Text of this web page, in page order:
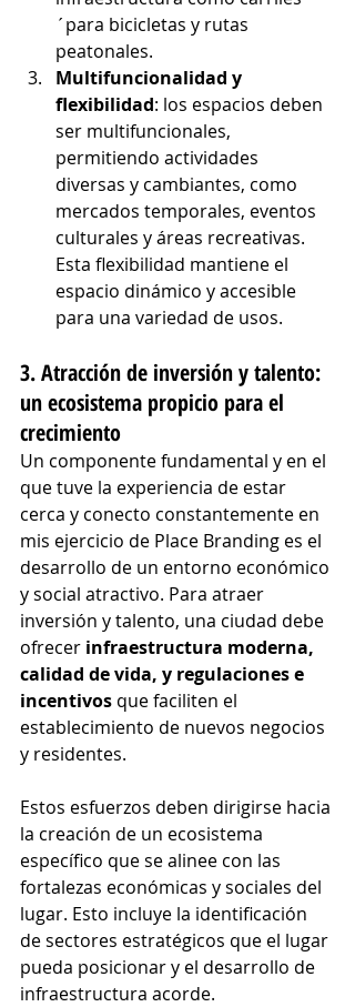
´para bicicletas y rutas
peatonales.
Multifuncionalidad y
flexibilidad: los espacios deben
ser multifuncionales,
permitiendo actividades
diversas y cambiantes, como
mercados temporales, eventos
culturales y áreas recreativas.
Esta flexibilidad mantiene el
espacio dinámico y accesible
para una variedad de usos.
3. Atracción de inversión y talento:
un ecosistema propicio para el
crecimiento
Un componente fundamental y en el
que tuve la experiencia de estar
cerca y conecto constantemente en
mis ejercicio de Place Branding es el
desarrollo de un entorno económico
y social atractivo. Para atraer
inversión y talento, una ciudad debe
ofrecer infraestructura moderna,
calidad de vida, y regulaciones e
incentivos que faciliten el
establecimiento de nuevos negocios
y residentes.
Estos esfuerzos deben dirigirse hacia
la creación de un ecosistema
específico que se alinee con las
fortalezas económicas y sociales del
lugar. Esto incluye la identificación
de sectores estratégicos que el lugar
pueda posicionar y el desarrollo de
infraestructura acorde.